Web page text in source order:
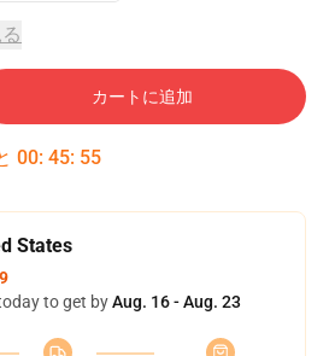
カートに追加
00: 45: 54
States
to get byAug. 16 - Aug. 23